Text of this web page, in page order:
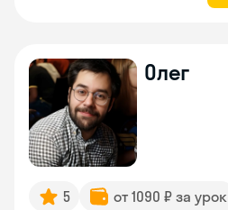
Олег
5 от 1090 ₽ за урок